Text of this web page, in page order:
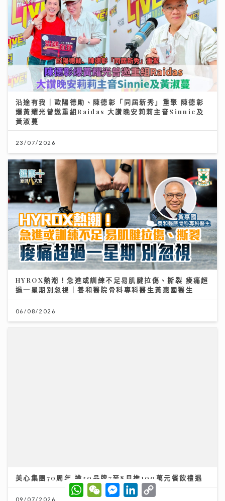
沿途有我｜歐陽德勛、陳德彰「同屆新秀」重聚 陳德彰
爆黃耀光曾邀重組Raidas 大讚晚安莉莉主音Sinnie及
黃淑蔓
23/07/2026
HYROX熱潮！急進或訓練不足易肌腱拉傷、撕裂 痠痛超
過一星期別忽視｜養和醫院骨科專科醫生黃惠國醫生
06/08/2026
美心集團70周年 逾30品牌7至8月推100萬元餐飲禮遇
09/07/2026
W
h
W
e
M
e
L
C